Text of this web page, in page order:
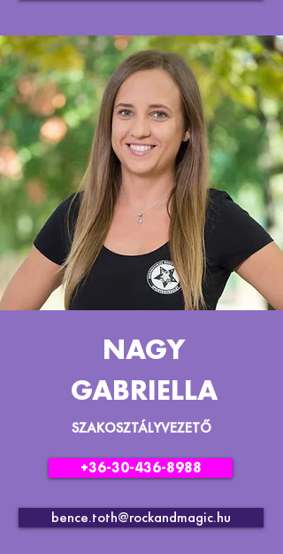
NAGY
GABRIELLA
SZAKOSZTÁLYVEZETŐ
+36-30-436-8988
bence.toth@rockandmagic.hu